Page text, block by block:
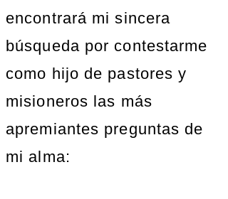
encontrará mi sincera
búsqueda por contestarme
como hijo de pastores y
misioneros las más
apremiantes preguntas de
mi alma: